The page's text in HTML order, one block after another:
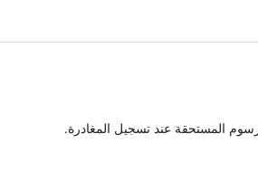
المستحقة عند تسجيل المغادرة.